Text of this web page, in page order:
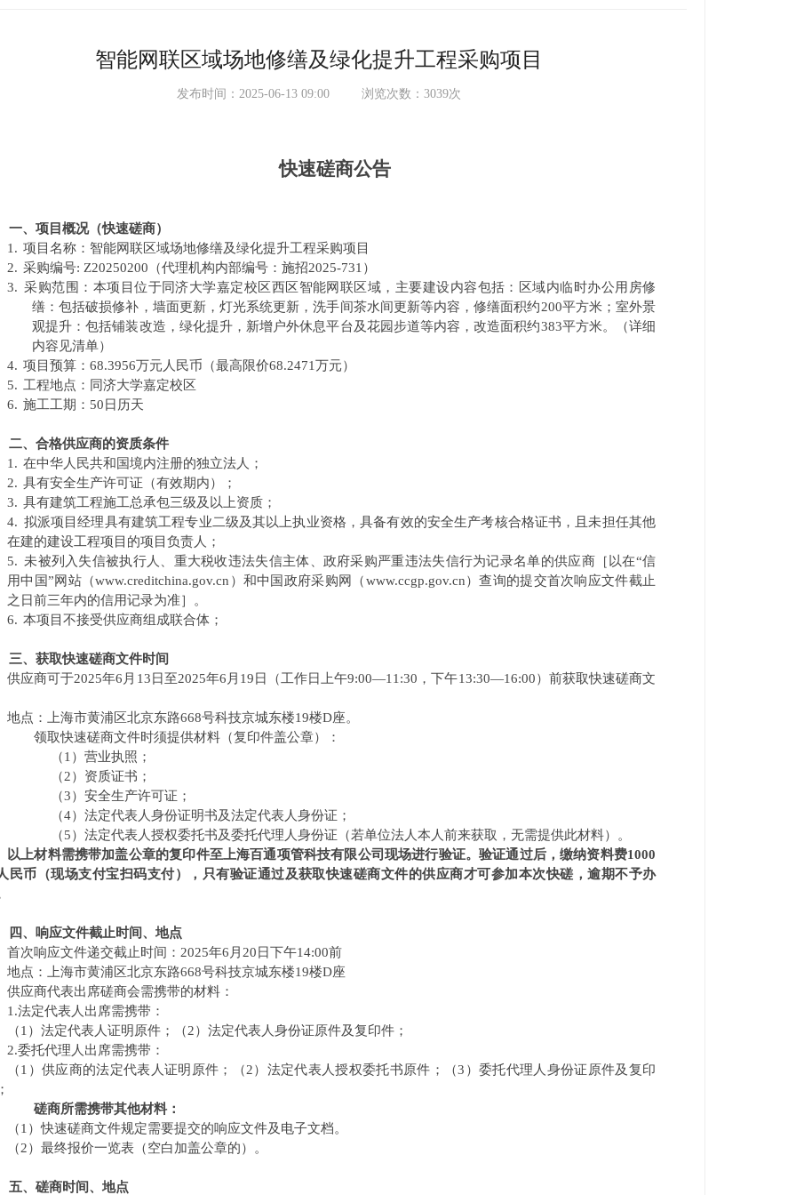
智能网联区域场地修缮及绿化提升工程采购项目
发布时间：2025-06-13 09:00 浏览次数：3039次
快速磋商公告
一、项目概况（快速磋商）
1. 项目名称：智能网联区域场地修缮及绿化提升工程采购项目
2. 采购编号: Z20250200 （代理机构内部编号：施招2025-731 ）
3. 采购范围：本项目位于同济大学嘉定校区西区智能网联区域，主要建设内容包括：区域内临时办公用房修
缮：包括破损修补，墙面更新，灯光系统更新，洗手间茶水间更新等内容，修缮面积约200平方米；室外景
观提升：包括铺装改造，绿化提升，新增户外休息平台及花园步道等内容，改造面积约383平方米。（详细
内容见清单）
4. 项目预算： 68.3956万元人民币 （最高限价68.2471万元）
5. 工程地点：同济大学嘉定校区
6. 施工工期： 50 日历天
二、合格供应商的资质条件
1. 在中华人民共和国境内注册的独立法人；
2. 具有安全生产许可证（有效期内）；
3. 具有建筑工程施工总承包三级及以上资质；
4. 拟派项目经理具有建筑工程专业二级及其以上执业资格，具备有效的安全生产考核合格证书，
且未担任其他
在建的建设工程项目的项目负责人 ；
5. 未被列入失信被执行人、重大税收违法失信主体、政府采购严重违法失信行为记录名单的供应商［以在“信
用中国”网站（www.creditchina.gov.cn ）和中国政府采购网（www.ccgp.gov.cn）查询的提交首次响应文件截止
之日前三年内的信用记录为准］。
6. 本项目不接受供应商组成联合体；
三、获取快速磋商文件时间
供应商可于2025年6 月 13 日至2025年6 月 19 日 （工作日上午9:00—11:30 ，下午13:30—16:00）前获取快速磋商文
地点：上海市黄浦区北京东路668号科技京城东楼19楼D座。
领取快速磋商文件时须提供材料（复印件盖公章）：
（1 ）营业执照；
（2）资质证书；
（3）安全生产许可证；
（4）法定代表人身份证明书及法定代表人身份证；
（5）法定代表人授权委托书及委托代理人身份证（若单位法人本人前来获取，无需提供此材料）。
以上材料需携带加盖公章的复印件至上海百通项管科技有限公司现场进行验证。验证通过后，缴纳资料费1000
民币（现场支付宝扫码支付），只有验证通过及获取快速磋商文件的供应商才可参加本次快磋，逾期不予办
四、响应文件截止时间、地点
首次响应文件递交截止 时间： 2025年6 月 20 日下午14:00前
地点：上海市黄浦区北京东路668号科技京城东楼19楼D座
供应商代表出席磋商会需携带的材料：
1.法定代表人出席需携带：
（1 ）法定代表人证明原件；（2）法定代表人身份证原件及复印件；
2.委托代理人出席需携带：
（1 ）供应商的法定代表人证明原件；（2）法定代表人授权委托书原件；（3 ）委托代理人身份证原件及复印
磋商所需携带其他材料：
（1 ）快速磋商文件规定需要提交的响应文件及电子文档。
（2）最终报价一览表（空白加盖公章的）。
五、磋商时间、地点